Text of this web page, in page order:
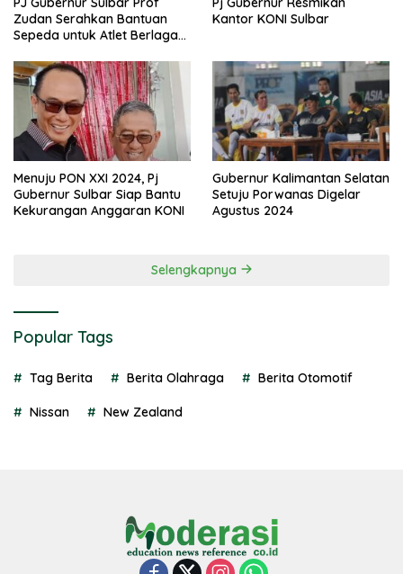
Zudan Serahkan Bantuan
Sepeda untuk Atlet Berlaga
Kantor KONI Sulbar
Menuju PON XXI 2024, Pj
Gubernur Sulbar Siap Bantu
Kekurangan Anggaran KONI
Gubernur Kalimantan Selatan
Setuju Porwanas Digelar
Agustus 2024
Selengkapnya
Popular Tags
Tag Berita Berita Olahraga Berita Otomotif
Nissan New Zealand